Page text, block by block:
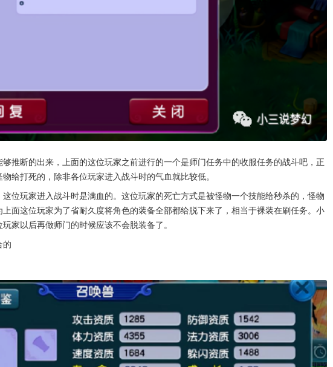
推断的出来，上面的这位玩家之前进行的一个是师门任务中的收服任务的战斗吧，正
给打死的，除非各位玩家进入战斗时的气血就比较低。
位玩家进入战斗时是满血的。这位玩家的死亡方式是被怪物一个技能给秒杀的，怪物
面这位玩家为了省耐久度将角色的装备全部都给脱下来了，相当于裸装在刷任务。小
家以后再做师门的时候应该不会脱装备了。
的